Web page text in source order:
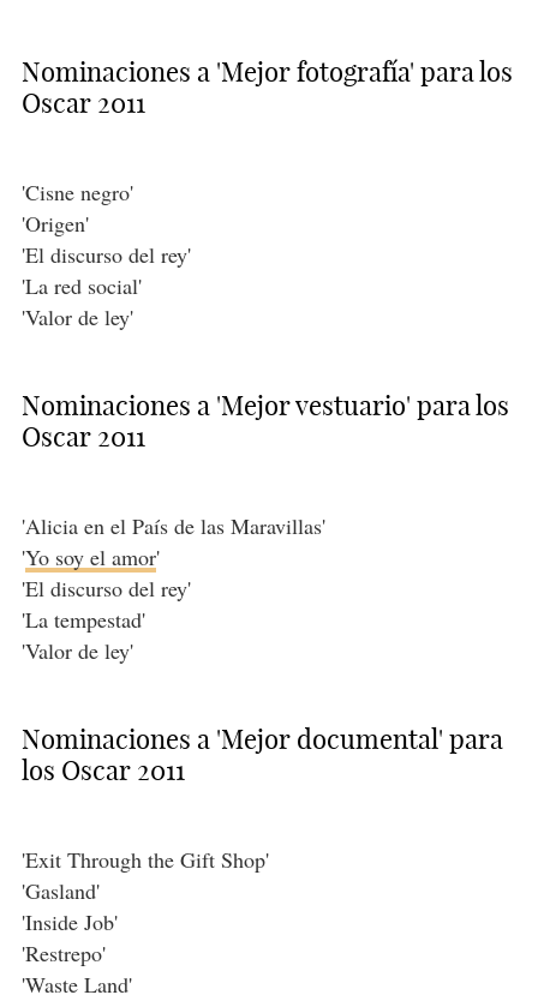
Nominaciones a 'Mejor fotografía' para los
Oscar 2011
'Cisne negro'
'Origen'
'El discurso del rey'
'La red social'
'Valor de ley'
Nominaciones a 'Mejor vestuario' para los
Oscar 2011
'Alicia en el País de las Maravillas'
'Yo soy el amor'
'El discurso del rey'
'La tempestad'
'Valor de ley'
Nominaciones a 'Mejor documental' para
los Oscar 2011
'Exit Through the Gift Shop'
'Gasland'
'Inside Job'
'Restrepo'
'Waste Land'